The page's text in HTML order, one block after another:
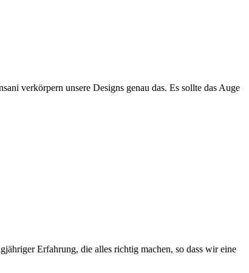
verkörpern unsere Designs genau das. Es sollte das Auge
Erfahrung, die alles richtig machen, so dass wir eine